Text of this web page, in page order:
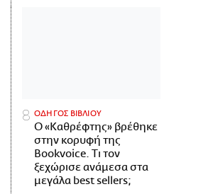
ΟΔΗΓΟΣ ΒΙΒΛΙΟΥ
Ο «Καθρέφτης» βρέθηκε
στην κορυφή της
Bookvoice. Τι τον
ξεχώρισε ανάμεσα στα
μεγάλα best sellers;